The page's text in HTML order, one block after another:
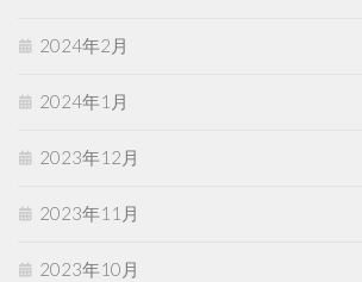
2024年2月
2024年1月
2023年12月
2023年11月
2023年10月